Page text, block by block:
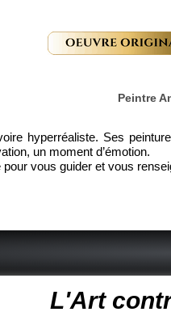
Peintre
hyperréaliste. Ses
un moment d’émotion.
vous guider et vous
L'Art